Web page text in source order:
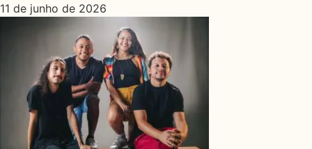
11 de junho de 2026